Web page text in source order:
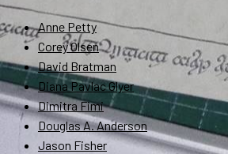
Anne Petty
Corey Olsen
David Bratman
Diana Pavlac Glyer
Dimitra Fimi
Douglas A. Anderson
Jason Fisher